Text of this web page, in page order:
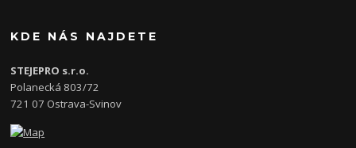
KDE NÁS NAJDETE
STEJEPRO s.r.o.
Polanecká 803/72
721 07 Ostrava-Svinov